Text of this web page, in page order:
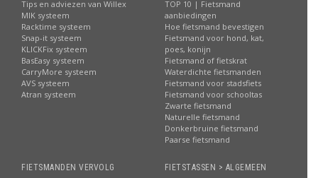
Tips en adviezen van Willex
MIK systeem
Racktime systeem
Snap-it systeem
KLICKFix systeem
BasEasy systeem
CarryMore systeem
AVS systeem
Atran systeem
TOP 10 | Fietsmand
aanbiedingen
Hoe fietsmand bevestigen
Fietsmand voor hond, kat,
poes, konijn
Fietsmand of fietskrat
Waterdichte fietsmanden
Fietsmand voor stadsfiets
Fietsmand voor schooltas
Zwarte fietsmand
Naturelle fietsmand
Donkerbruine fietsmand
Paarse fietsmand
FIETSMANDEN VERVOLG FIETSTASSEN > ALGEMEEN